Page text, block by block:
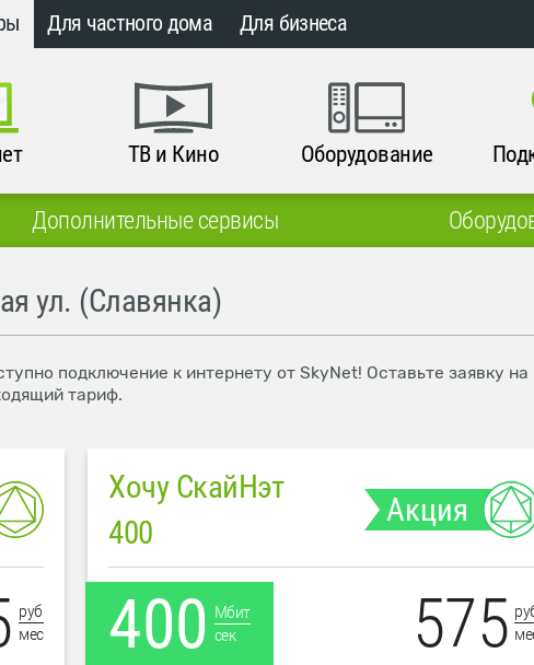
Для частного дома Для бизнеса
ТВ и Кино Оборудование
Дополнительные сервисы
ул. (Славянка)
подключение к интернету от SkyNet! Оставьте заявку
тариф.
руб
мес
Хочу СкайНэт
400
Акция
400 Мбит
сек
575